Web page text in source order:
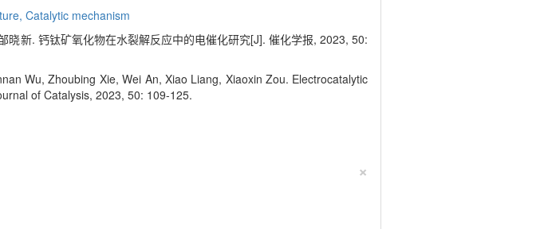
Catalytic mechanism
新. 钙钛矿氧化物在水裂解反应中的电催化研究[J]. 催化学报, 2023, 50:
Wu, Zhoubing Xie, Wei An, Xiao Liang, Xiaoxin Zou. Electrocatalytic
of Catalysis, 2023, 50: 109-125.
×